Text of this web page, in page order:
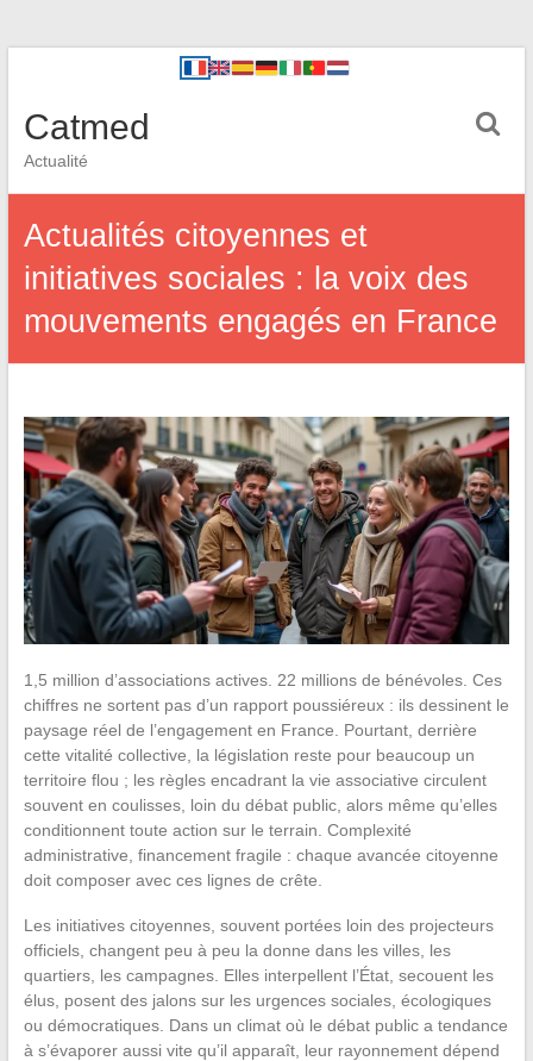
Catmed
Actualité
Actualités citoyennes et
initiatives sociales : la voix des
mouvements engagés en France
1,5 million d’associations actives. 22 millions de bénévoles. Ces
chiffres ne sortent pas d’un rapport poussiéreux : ils dessinent le
paysage réel de l’engagement en France. Pourtant, derrière
cette vitalité collective, la législation reste pour beaucoup un
territoire flou ; les règles encadrant la vie associative circulent
souvent en coulisses, loin du débat public, alors même qu’elles
conditionnent toute action sur le terrain. Complexité
administrative, financement fragile : chaque avancée citoyenne
doit composer avec ces lignes de crête.
Les initiatives citoyennes, souvent portées loin des projecteurs
officiels, changent peu à peu la donne dans les villes, les
quartiers, les campagnes. Elles interpellent l’État, secouent les
élus, posent des jalons sur les urgences sociales, écologiques
ou démocratiques. Dans un climat où le débat public a tendance
à s’évaporer aussi vite qu’il apparaît, leur rayonnement dépend